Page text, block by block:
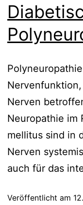
Nerven
Neuropathie im
mellitus sind in
Nerven
auch für das
Veröffentlicht am